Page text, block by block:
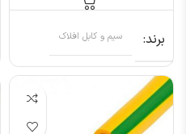
برند سیم و کابل افلاک